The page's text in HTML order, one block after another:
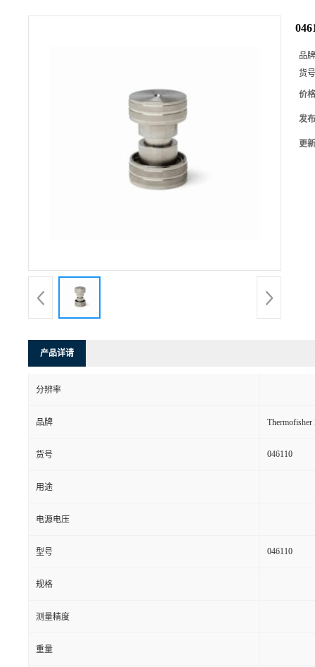
品
货
价
发
更
产品详请
分辨率
品牌
货号 046110
用途
电源电压
型号 046110
规格
测量精度
重量